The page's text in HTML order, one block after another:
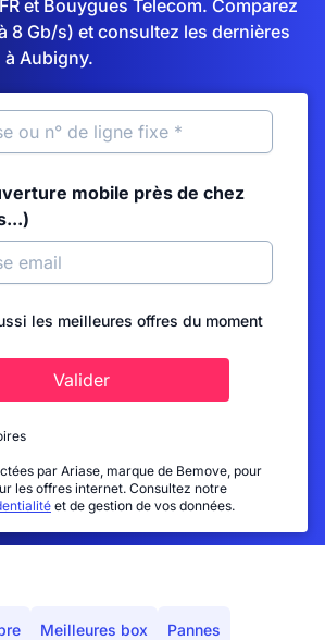
et Bouygues Telecom. Comparez
8 Gb/s) et consultez les dernières
Aubigny.
mobile près de chez
les meilleures offres du moment
Valider
par Ariase, marque de Bemove, pour
les offres internet. Consultez notre
et de gestion de vos données.
Meilleures box Pannes